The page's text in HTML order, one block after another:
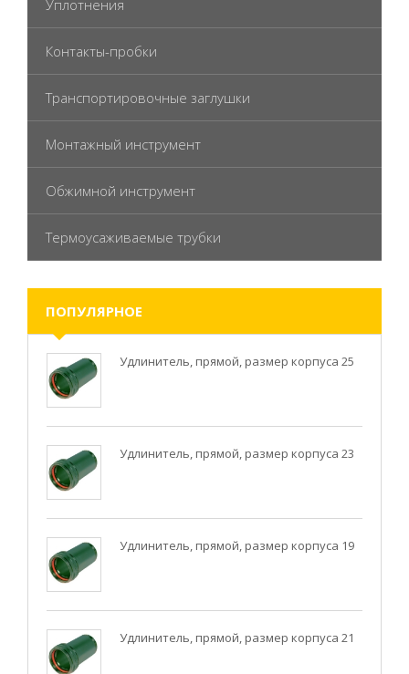
Уплотнения
Контакты-пробки
Транспортировочные заглушки
Монтажный инструмент
Обжимной инструмент
Термоусаживаемые трубки
ПОПУЛЯРНОЕ
Удлинитель, прямой, размер корпуса 25
Удлинитель, прямой, размер корпуса 23
Удлинитель, прямой, размер корпуса 19
Удлинитель, прямой, размер корпуса 21